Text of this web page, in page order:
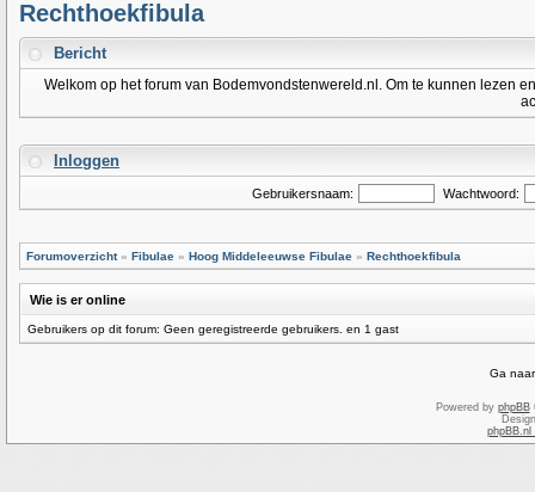
Rechthoekfibula
Bericht
Welkom op het forum van Bodemvondstenwereld.nl. Om te kunnen lezen
Inloggen
Gebruikersnaam: Wachtwoord:
Forumoverzicht» Fibulae » Hoog Middeleeuwse Fibulae » Rechthoekfibula
Wie is er online
Gebruikers op dit forum: Geen geregistreerde gebruikers. en 1 gast
Ga
Powered by phpBB
phpBB.nl